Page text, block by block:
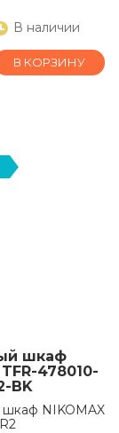
В наличии
В КОРЗИНУ
для
на раме с
шкаф
TFR-478010-
BK
NIKOMAX